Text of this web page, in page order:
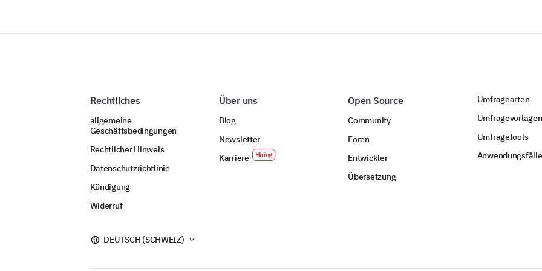
Auswahl für Rang 4
Rechtliches
allgemeine
Geschäftsbedingungen
Rechtlicher Hinweis
Datenschutzrichtlinie
Kündigung
Widerruf
Über uns
Blog
Newsletter
Karriere
Open Source
Community
Foren
Entwickler
Übersetzung
Umfragearten
Umfragevorlagen
Umfragetools
Anwendungsfälle
DEUTSCH (SCHWEIZ)